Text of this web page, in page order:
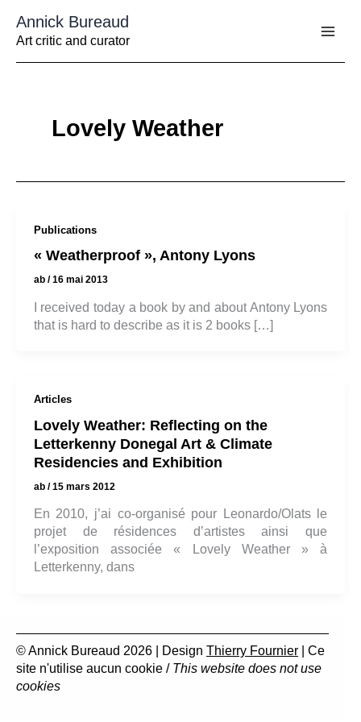
contenu
Annick Bureaud
Art critic and curator
Lovely Weather
Publications
« Weatherproof », Antony Lyons
ab /16 mai 2013
I received today a book by and about Antony Lyons
that is hard to describe as it is 2 books […]
Articles
Lovely Weather: Reflecting on the
Letterkenny Donegal Art & Climate
Residencies and Exhibition
ab /15 mars 2012
En 2010, j’ai co-organisé pour Leonardo/Olats le
projet de résidences d’artistes ainsi que
l’exposition associée « Lovely Weather » à
Letterkenny, dans
© Annick Bureaud 2026 | Design Thierry Fournier | Ce
site n'utilise aucun cookie / This website does not use
cookies